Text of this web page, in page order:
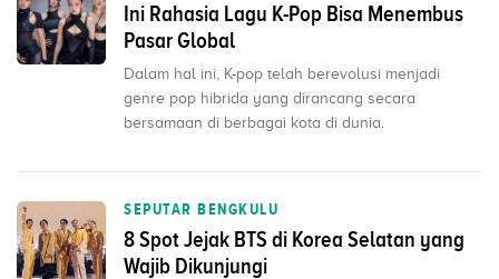
Ini Rahasia Lagu K-Pop Bisa Menembus
Pasar Global
Dalam hal ini, K-pop telah berevolusi menjadi
genre pop hibrida yang dirancang secara
bersamaan di berbagai kota di dunia.
SEPUTAR BENGKULU
8 Spot Jejak BTS di Korea Selatan yang
Wajib Dikunjungi